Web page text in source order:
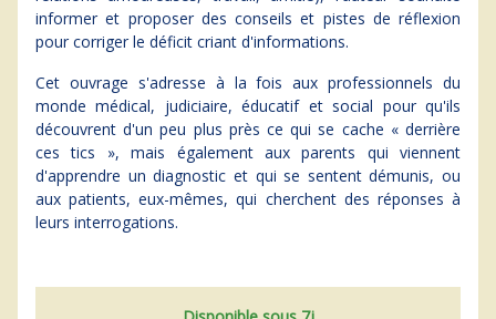
informer et proposer des conseils et pistes de réflexion
pour corriger le déficit criant d'informations.
Cet ouvrage s'adresse à la fois aux professionnels du
monde médical, judiciaire, éducatif et social pour qu'ils
découvrent d'un peu plus près ce qui se cache « derrière
ces tics », mais également aux parents qui viennent
d'apprendre un diagnostic et qui se sentent démunis, ou
aux patients, eux-mêmes, qui cherchent des réponses à
leurs interrogations.